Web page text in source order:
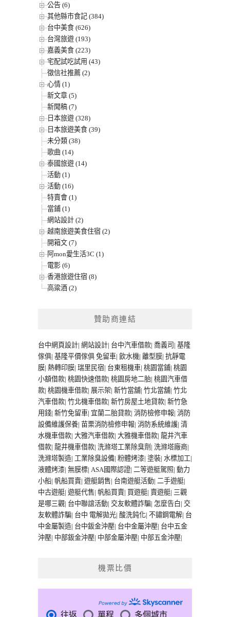
公告 (6)
其他縣市食記 (384)
台中美食 (626)
台灣旅遊 (193)
嘉義美食 (223)
宅配試吃試用 (43)
徵信社推薦 (2)
心情 (1)
新文章 (5)
新聞稿 (7)
日本旅遊 (328)
日本旅遊美食 (39)
未分類 (38)
歌曲 (14)
泰國旅遊 (14)
活動 (1)
活動 (16)
特賣會 (1)
當鋪 (1)
網站設計 (2)
越南旅遊美食住宿 (2)
開箱文 (7)
阿mon愛生活3C (1)
電影 (6)
香港旅遊住宿 (8)
高粱酒 (2)
贊助商連結
台中網頁設計| 網站設計| 台中汽車借款| 喬義司 | 基隆
傢俱| 基隆平價傢俱 免留車| 飲水機| 離型膜| 抗靜電
膜| 熱轉印膜| 瑞里民宿| 台東租機車| 桃園當鋪| 桃園
小額借款| 桃園快速借款| 桃園房地二胎| 桃園汽車借
款| 桃園機車借款| 展示架| 新竹當舖| 竹北當舖| 竹北
汽車借款| 竹北機車借款| 新竹房屋土地貸款| 新竹急
用錢| 新竹免留車| 宜蘭二胎貸款| 消防檢修申報| 消防
設備維護保養| 苗栗消防檢修申報| 消防系統維護| 清
水機車借款| 大雅汽車借款| 大雅機車借款| 龍井汽車
借款| 龍井機車借款| 洗滌塔工業除臭劑 | 洗滌塔廠商|
洗滌塔製造| 工業除臭設備| 粉體烤漆| 塗裝| 水標加工|
液體烤漆| 無膜標| ASA國際認證| 二等遊艇駕照| 動力
小船| 帆船買賣| 遊艇銷售| 台南遊艇活動| 二手遊艇|
中古遊艇| 遊艇代售| 帆船買賣| 買遊艇| 賣遊艇| 三觀
是哪三觀| 台中聯誼活動| 交友軟體詐騙| 怎麼告白| 交
友軟體詐騙| 台中 電解拋光| 酸洗鈍化| 不鏽鋼電解| 台
中金屬製造| 台中鈑金沖壓| 台中金屬沖壓| 台中五金
沖壓| 中部鈑金沖壓| 中部金屬沖壓| 中部五金沖壓|
機票比價